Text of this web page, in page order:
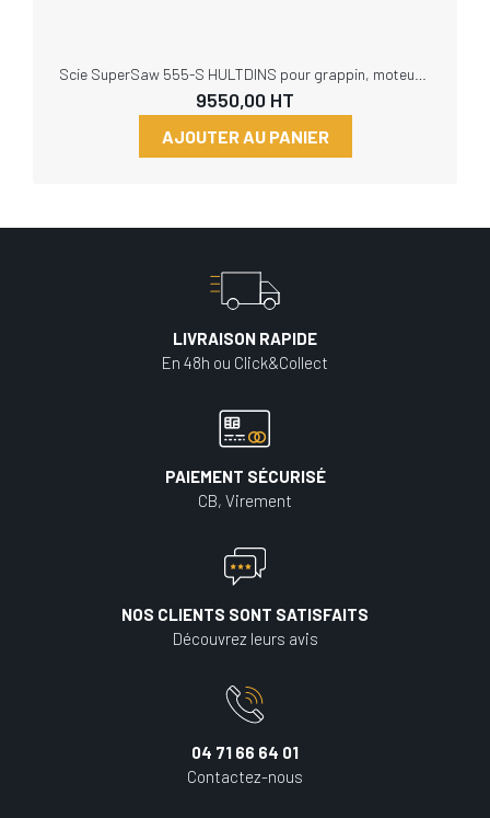
9550,00 HT
AJOUTER AU PANIER
LIVRAISON RAPIDE
En 48h ou Click&Collect
PAIEMENT SÉCURISÉ
CB, Virement
NOS CLIENTS SONT SATISFAITS
Découvrez leurs avis
04 71 66 64 01
Contactez-nous